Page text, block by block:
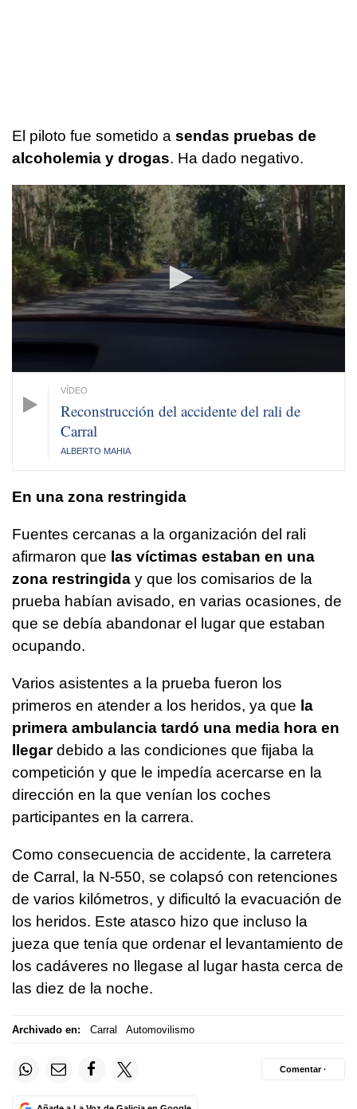
El piloto fue sometido a sendas pruebas de
alcoholemia y drogas. Ha dado negativo.
0
seconds
of
1
minute,
13
seconds
Reconstrucción del accidente del rali de
Carral
ALBERTO MAHIA
En una zona restringida
Fuentes cercanas a la organización del rali
afirmaron que las víctimas estaban en una
zona restringida y que los comisarios de la
prueba habían avisado, en varias ocasiones, de
que se debía abandonar el lugar que estaban
ocupando.
Varios asistentes a la prueba fueron los
primeros en atender a los heridos, ya que la
primera ambulancia tardó una media hora en
llegardebido a las condiciones que fijaba la
competición y que le impedía acercarse en la
dirección en la que venían los coches
participantes en la carrera.
Como consecuencia de accidente, la carretera
de Carral, la N-550, se colapsó con retenciones
de varios kilómetros, y dificultó la evacuación de
los heridos. Este atasco hizo que incluso la
jueza que tenía que ordenar el levantamiento de
los cadáveres no llegase al lugar hasta cerca de
las diez de la noche.
Archivado en: Carral Automovilismo
Comentar ·